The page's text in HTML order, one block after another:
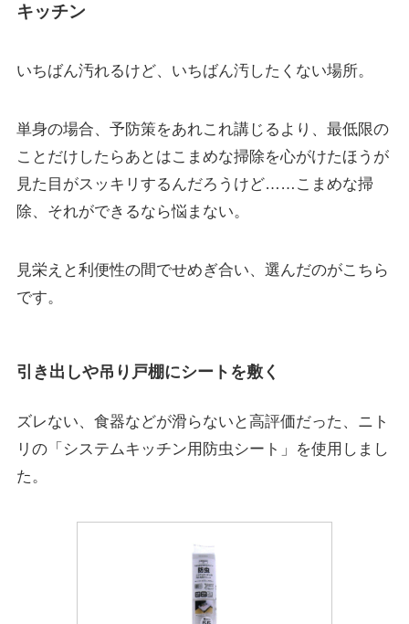
キッチン
いちばん汚れるけど、いちばん汚したくない場所。
単身の場合、予防策をあれこれ講じるより、最低限の
ことだけしたらあとはこまめな掃除を心がけたほうが
見た目がスッキリするんだろうけど……こまめな掃
除、それができるなら悩まない。
見栄えと利便性の間でせめぎ合い、選んだのがこちら
です。
引き出しや吊り戸棚にシートを敷く
ズレない、食器などが滑らないと高評価だった、ニト
リの「システムキッチン用防虫シート」を使用しまし
た。